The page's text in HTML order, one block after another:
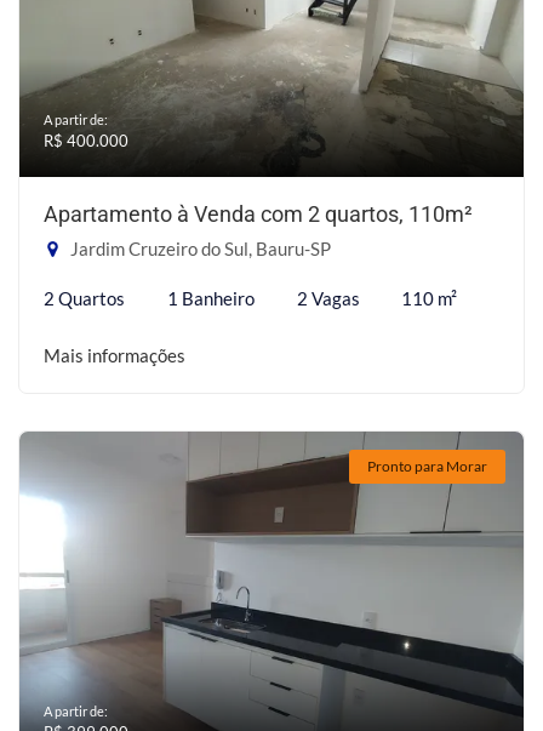
A partir de:
R$ 400.000
Apartamento à Venda com 2 quartos, 110m²
Jardim Cruzeiro do Sul, Bauru-SP
2 Quartos 1 Banheiro 2 Vagas 110 m²
Mais informações
Pronto para Morar
A partir de: